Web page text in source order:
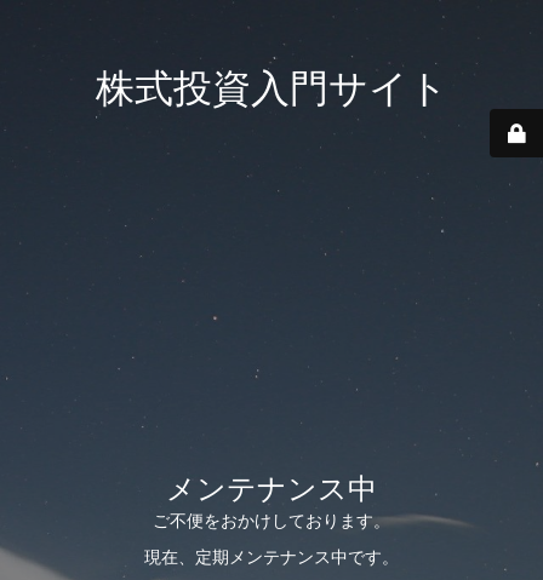
株式投資入門サイト
メンテナンス中
ご不便をおかけしております。
現在、定期メンテナンス中です。